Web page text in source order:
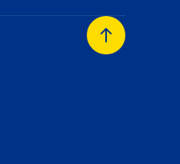
Takaisin